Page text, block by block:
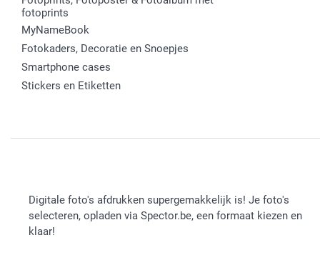
fotoprints
MyNameBook
Fotokaders, Decoratie en Snoepjes
Smartphone cases
Stickers en Etiketten
Digitale foto's afdrukken supergemakkelijk is! Je foto's
selecteren, opladen via Spector.be, een formaat kiezen en
klaar!